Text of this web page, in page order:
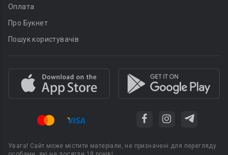
Оплата
Про Букнет
Пошук користувачів
Увага! Сайт може містити матеріали, не призначені для перегляду